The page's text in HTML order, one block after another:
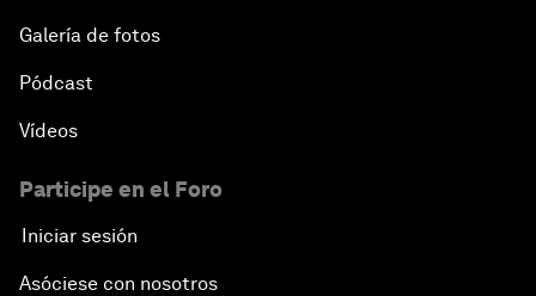
Galería de fotos
Pódcast
Vídeos
Participe en el Foro
Iniciar sesión
Asóciese con nosotros